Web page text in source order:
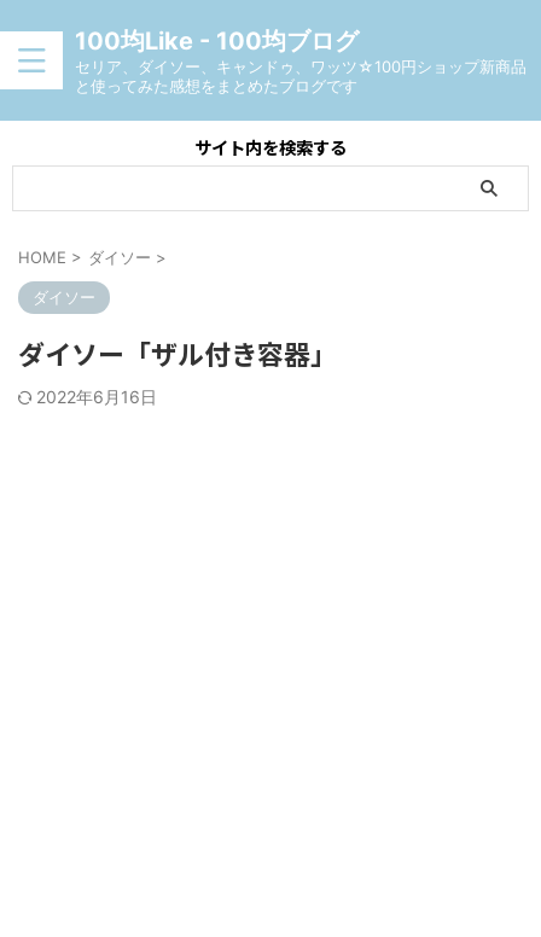
100均Like - 100均ブログ
セリア、ダイソー、キャンドゥ、ワッツ☆100円ショップ新商品
と使ってみた感想をまとめたブログです
サイト内を検索する
HOME > ダイソー >
ダイソー
ダイソー「ザル付き容器」
2022年6月16日